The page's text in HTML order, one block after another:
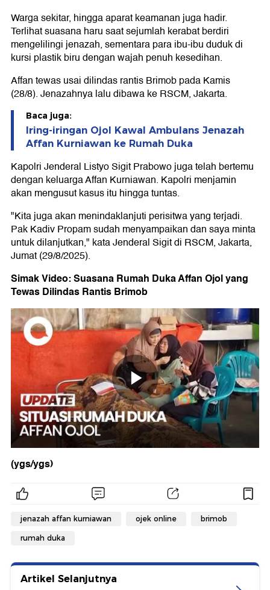
Warga sekitar, hingga aparat keamanan juga hadir.
Terlihat suasana haru saat sejumlah kerabat berdiri
mengelilingi jenazah, sementara para ibu-ibu duduk di
kursi plastik biru dengan wajah penuh kesedihan.
Affan tewas usai dilindas rantis Brimob pada Kamis
(28/8). Jenazahnya lalu dibawa ke RSCM, Jakarta.
Baca juga:
Iring-iringan Ojol Kawal Ambulans Jenazah
Affan Kurniawan ke Rumah Duka
Kapolri Jenderal Listyo Sigit Prabowo juga telah bertemu
dengan keluarga Affan Kurniawan. Kapolri menjamin
akan mengusut kasus itu hingga tuntas.
"Kita juga akan menindaklanjuti perisitwa yang terjadi.
Pak Kadiv Propam sudah menyampaikan dan saya minta
untuk dilanjutkan," kata Jenderal Sigit di RSCM, Jakarta,
Jumat (29/8/2025).
Simak Video: Suasana Rumah Duka Affan Ojol yang
Tewas Dilindas Rantis Brimob
(ygs/ygs)
jenazah affan kurniawan ojek online brimob
rumah duka
Artikel Selanjutnya